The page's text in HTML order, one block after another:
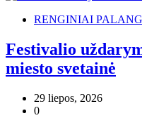
RENGINIAI
Festivalio
miesto svetainė
29 liepos, 2026
0